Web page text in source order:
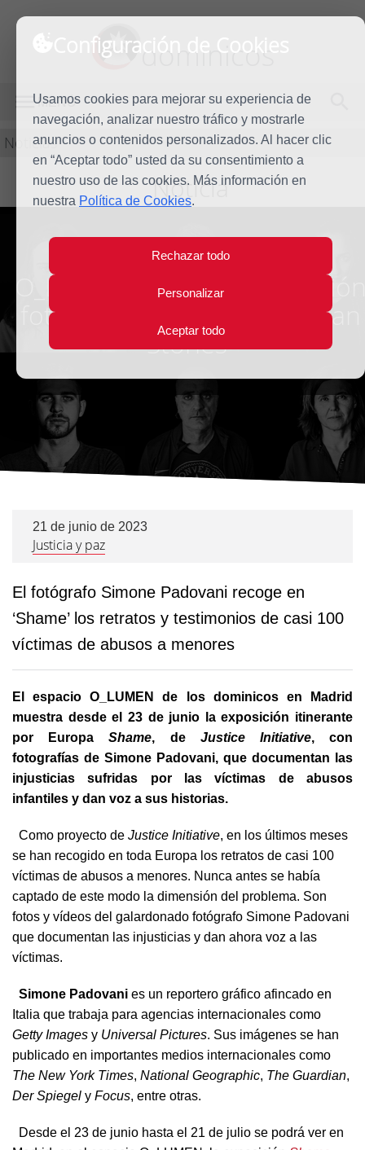
Configuración de Cookies
Usamos cookies para mejorar su experiencia de
navegación, analizar nuestro tráfico y mostrarle
anuncios o contenidos personalizados. Al hacer clic
en “Aceptar todo” usted da su consentimiento a
nuestro uso de las cookies. Más información en
nuestra Política de Cookies.
Rechazar todo
Personalizar
Aceptar todo
dominicos
MENÚ
Noticias
Noticia
O_LUMEN acoge la
fotográfica “Shame European
Stories”
21 de junio de 2023
Justicia y paz
El fotógrafo Simone Padovani recoge en
‘Shame’ los retratos y testimonios de casi 100
víctimas de abusos a menores
El espacio O_LUMEN de los dominicos en Madrid
muestra desde el 23 de junio la exposición itinerante
por EuropaShame, de Justice Initiative, con
fotografías de Simone Padovani, que documentan las
injusticias sufridas por las víctimas de abusos
infantiles y dan voz a sus historias.
Como proyecto de Justice Initiative, en los últimos meses
se han recogido en toda Europa los retratos de casi 100
víctimas de abusos a menores. Nunca antes se había
captado de este modo la dimensión del problema. Son
fotos y vídeos del galardonado fotógrafo Simone Padovani
que documentan las injusticias y dan ahora voz a las
víctimas.
Simone Padovani es un reportero gráfico afincado en
Italia que trabaja para agencias internacionales como
Getty Images y Universal Pictures. Sus imágenes se han
publicado en importantes medios internacionales como
The New York Times, National Geographic, The Guardian,
Der Spiegel y Focus, entre otras.
Desde el 23 de junio hasta el 21 de julio se podrá ver en